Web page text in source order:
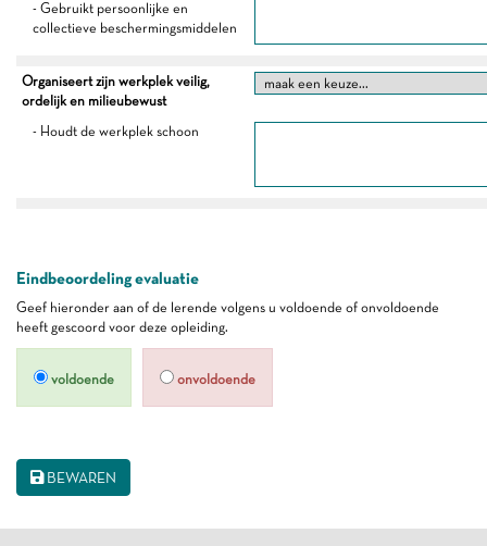
- Gebruikt persoonlijke en
collectieve beschermingsmiddelen
Organiseert zijn werkplek veilig,
ordelijk en milieubewust
- Houdt de werkplek schoon
Eindbeoordeling evaluatie
Geef hieronder aan of de lerende volgens u voldoende of onvoldoende
heeft gescoord voor deze opleiding.
voldoende onvoldoende
BEWAREN